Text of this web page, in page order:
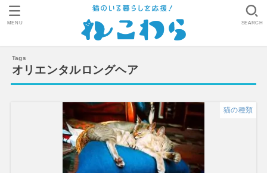
SEARCH
MENU
オリエンタルロングヘア
猫の種類